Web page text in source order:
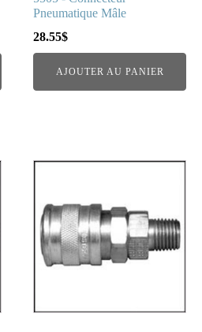
Pneumatique Mâle
28.55$
AJOUTER AU PANIER